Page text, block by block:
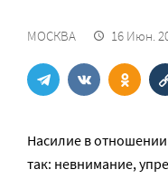
МОСКВА 16 Июн.
Насилие в
так: невнимание,